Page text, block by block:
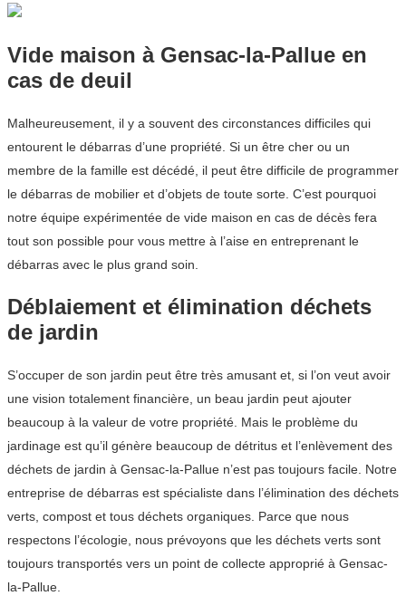
Vide maison à Gensac-la-Pallue en
cas de deuil
Malheureusement, il y a souvent des circonstances difficiles qui
entourent le débarras d’une propriété. Si un être cher ou un
membre de la famille est décédé, il peut être difficile de programmer
le débarras de mobilier et d’objets de toute sorte. C’est pourquoi
notre équipe expérimentée de vide maison en cas de décès fera
tout son possible pour vous mettre à l’aise en entreprenant le
débarras avec le plus grand soin.
Déblaiement et élimination déchets
de jardin
S’occuper de son jardin peut être très amusant et, si l’on veut avoir
une vision totalement financière, un beau jardin peut ajouter
beaucoup à la valeur de votre propriété. Mais le problème du
jardinage est qu’il génère beaucoup de détritus et l’enlèvement des
déchets de jardin à Gensac-la-Pallue n’est pas toujours facile. Notre
entreprise de débarras est spécialiste dans l’élimination des déchets
verts, compost et tous déchets organiques. Parce que nous
respectons l’écologie, nous prévoyons que les déchets verts sont
toujours transportés vers un point de collecte approprié à Gensac-
la-Pallue.